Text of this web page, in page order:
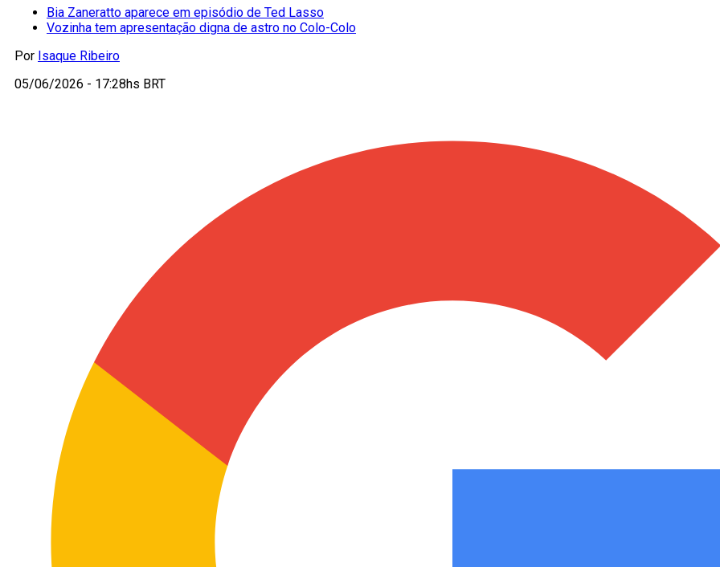
Bia Zaneratto aparece em episódio de Ted Lasso
Vozinha tem apresentação digna de astro no Colo-Colo
Por Isaque Ribeiro
05/06/2026 - 17:28hs BRT